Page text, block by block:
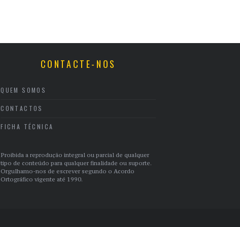
CONTACTE-NOS
QUEM SOMOS
CONTACTOS
FICHA TÉCNICA
Proibida a reprodução integral ou parcial de qualquer
tipo de conteúdo para qualquer finalidade ou suporte.
Orgulhamo-nos de escrever segundo o Acordo
Ortográfico vigente até 1990.